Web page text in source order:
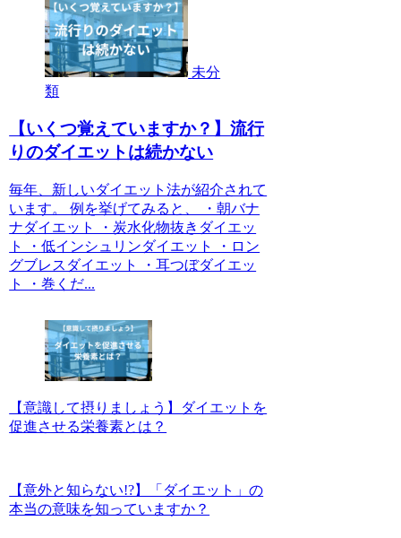
未分
類
【いくつ覚えていますか？】流行
りのダイエットは続かない
毎年、新しいダイエット法が紹介されて
います。 例を挙げてみると、 ・朝バナ
ナダイエット ・炭水化物抜きダイエッ
ト ・低インシュリンダイエット ・ロン
グブレスダイエット ・耳つぼダイエッ
ト ・巻くだ...
【意識して摂りましょう】ダイエットを
促進させる栄養素とは？
【意外と知らない!?】「ダイエット」の
本当の意味を知っていますか？